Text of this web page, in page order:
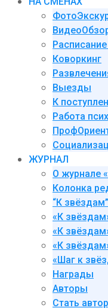
Коворкинг
Выезды
К
Работа
ЖУРНАЛ
О журнале
Колонка
“К
«К
«К
«К
«Шаг к
Награды
Авторы
Стать